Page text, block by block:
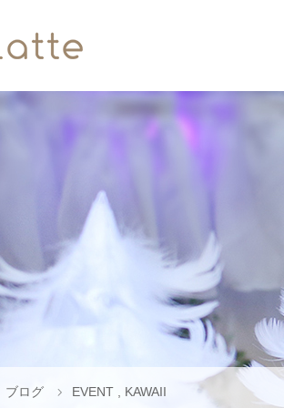
ブログ EVENT KAWAII